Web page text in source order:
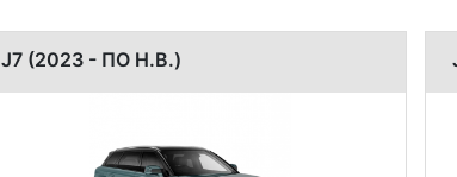
J7 (2023 - ПО Н.В.)